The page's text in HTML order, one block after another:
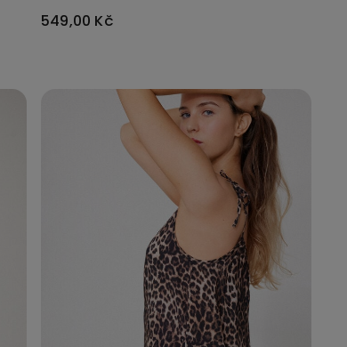
549,00 Kč